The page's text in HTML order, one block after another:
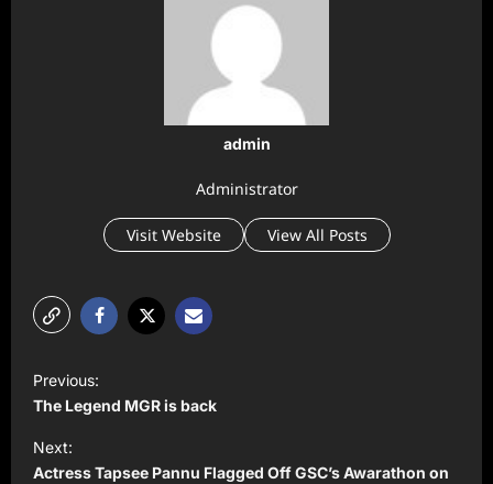
admin
Administrator
Visit Website View All Posts
o
s
t
Previous:
The Legend MGR is back
Next:
Actress Tapsee Pannu Flagged Off GSC’s Awarathon on